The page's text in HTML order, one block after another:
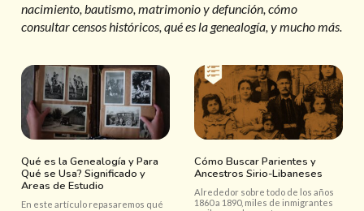
nacimiento, bautismo, matrimonio y defunción, cómo
consultar censos históricos, qué es la genealogía, y mucho más.
Qué es la Genealogía y Para
Qué se Usa? Significado y
Areas de Estudio
En este artículo repasaremos qué
Cómo Buscar Parientes y
Ancestros Sirio-Libaneses
Alrededor sobre todo de los años
1860 a 1890, miles de inmigrantes